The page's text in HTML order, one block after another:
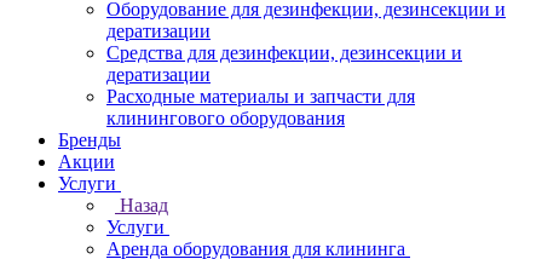
Оборудование для дезинфекции, дезинсекции и
дератизации
Средства для дезинфекции, дезинсекции и
дератизации
Расходные материалы и запчасти для
клинингового оборудования
Бренды
Акции
Услуги
Назад
Услуги
Аренда оборудования для клининга